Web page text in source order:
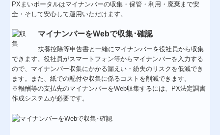
PXまいポータルはマイナンバーの収集・保管・利用・廃棄まで安
全・そして安心して運用いただけます。
マイナンバーをWebで収集･確認
扶養控除等申告書と一緒にマイナンバーを役社員から収集
できます。役社員がスマートフォン等からマイナンバーを入力する
ので、マイナンバー収集にかかる漏えい・紛失のリスクを低減でき
ます。また、紙での配付や収集に係るコストを削減できます。
※報酬等の支払先のマイナンバーをWeb収集するには、PX法定調書
作成システムが必要です。